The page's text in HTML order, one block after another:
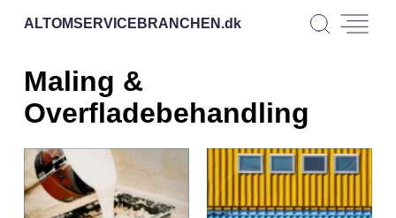
ALTOMSERVICEBRANCHEN.dk
Maling &
Overfladebehandling